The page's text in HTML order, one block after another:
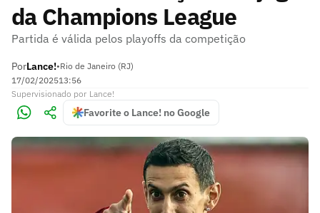
da Champions League
Partida é válida pelos playoffs da competição
PorLance!•Rio de Janeiro (RJ)
17/02/202513:56
Supervisionado por Lance!
Favorite o Lance! no Google